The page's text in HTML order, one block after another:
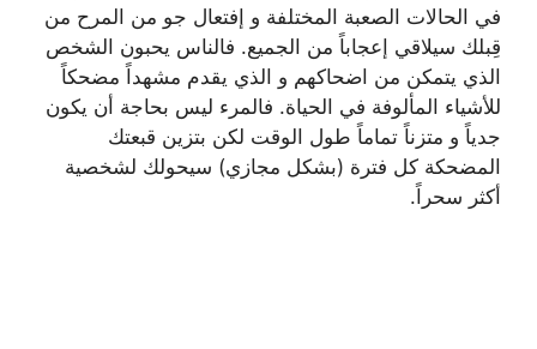
في الحالات الصعبة المختلفة و إفتعال جو من المرح من
قِبلك سيلاقي إعجاباً من الجميع. فالناس يحبون الشخص
الذي يتمكن من اضحاكهم و الذي يقدم مشهداً مضحكاً
للأشياء المألوفة في الحياة. فالمرء ليس بحاجة أن يكون
جدياً و متزناً تماماً طول الوقت لكن بتزين قبعتك
المضحكة كل فترة (بشكل مجازي) سيحولك لشخصية
أكثر سحراً.